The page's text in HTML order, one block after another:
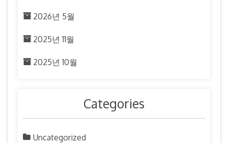
2026년 5월
2025년 11월
2025년 10월
Categories
Uncategorized